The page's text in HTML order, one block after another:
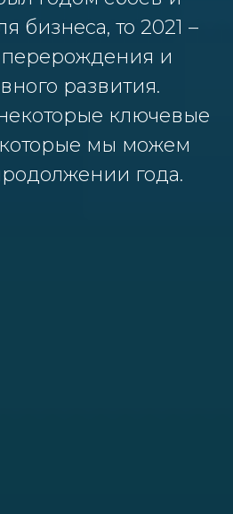
бизнеса, то 2021 –
и
развития.
ключевые
мы можем
года.